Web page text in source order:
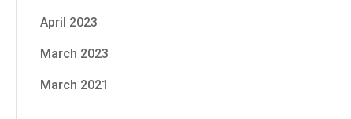
April 2023
March 2023
March 2021